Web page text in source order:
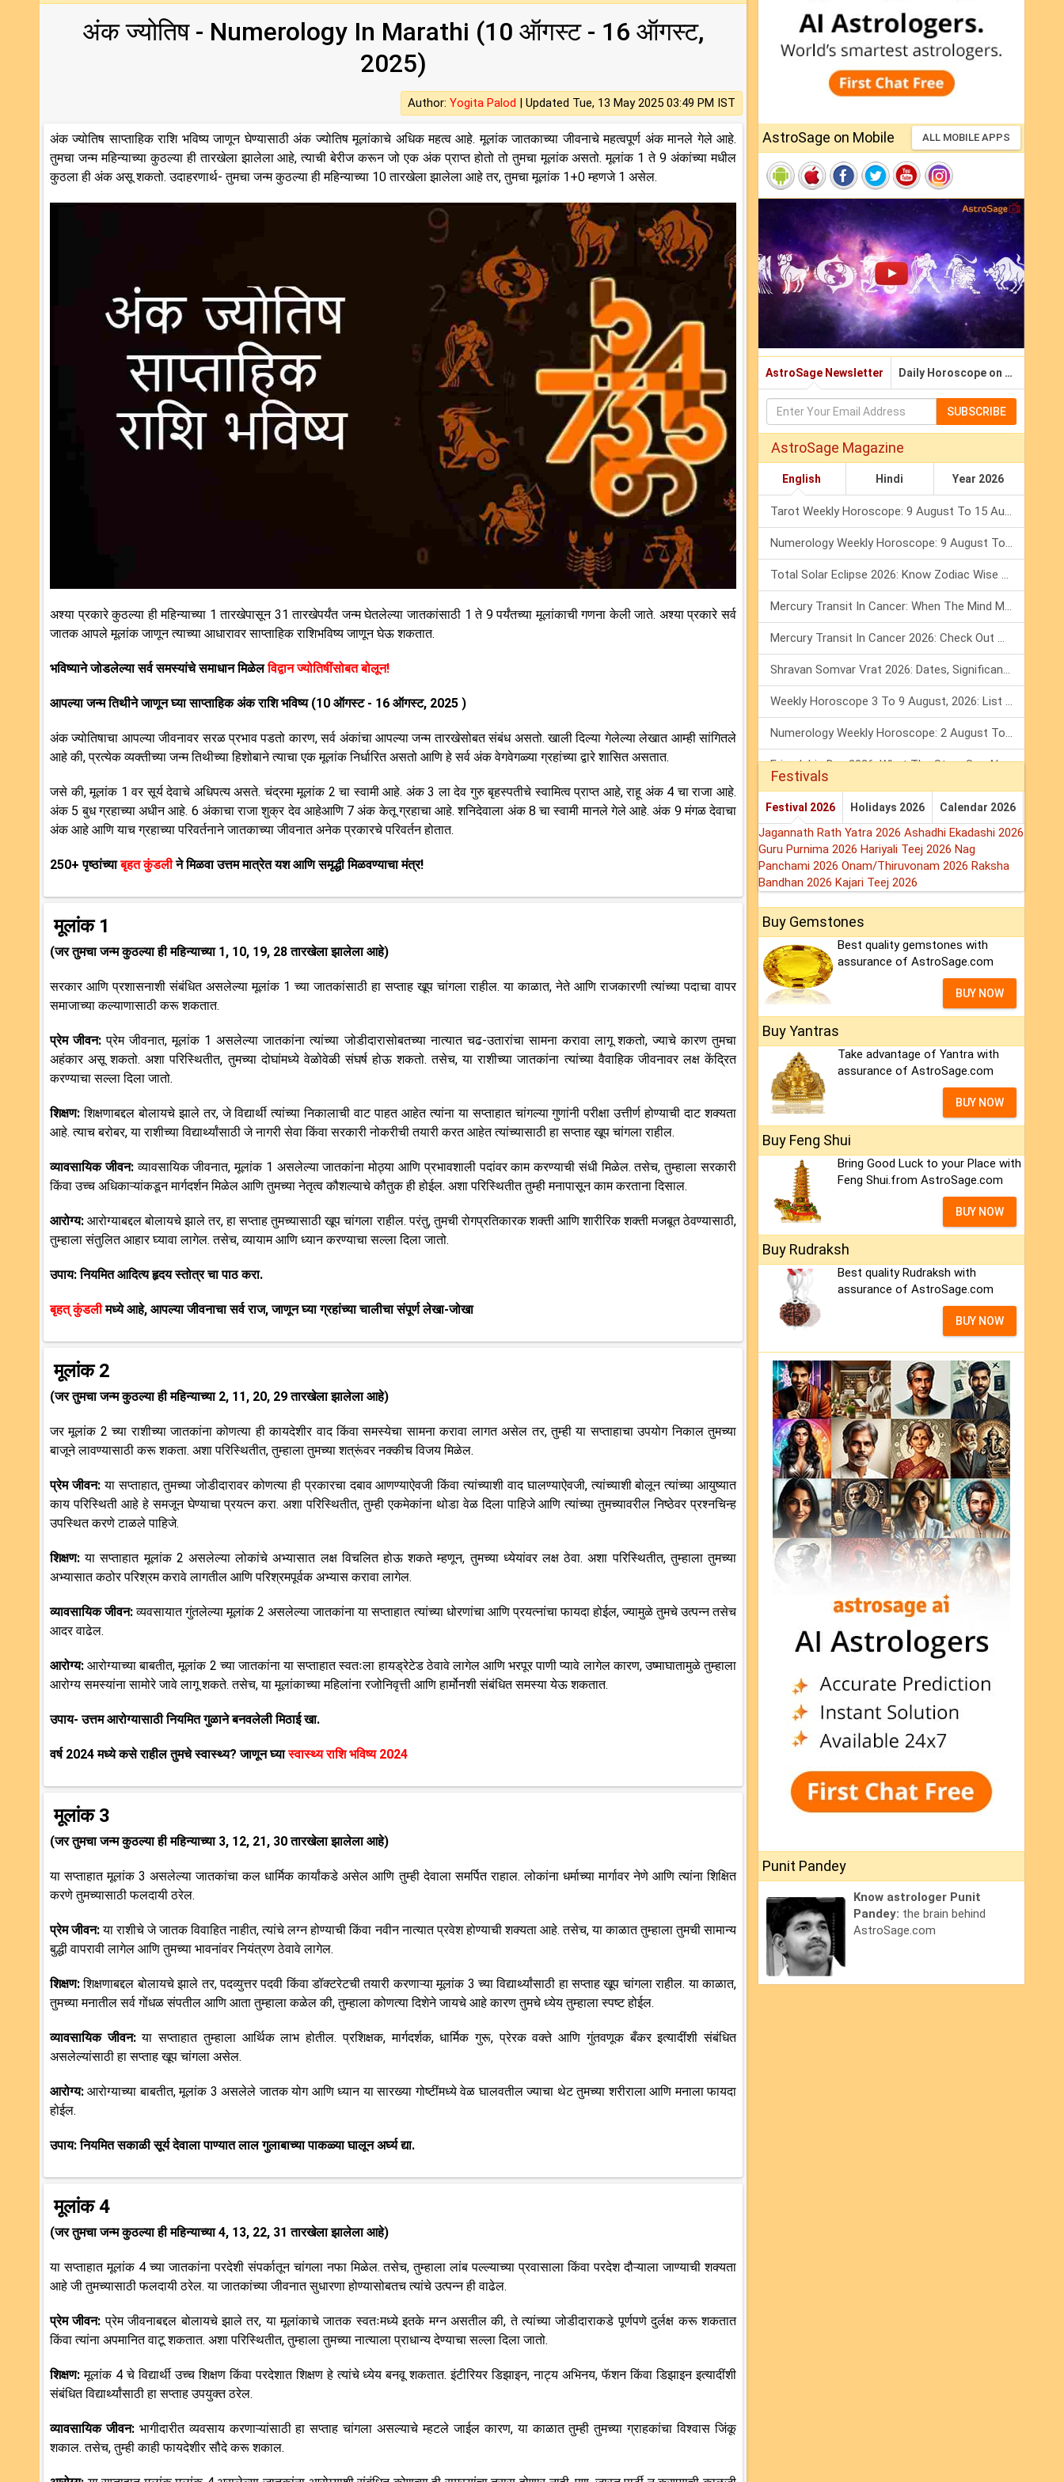
अंक ज्योतिष - Numerology In Marathi (10 ऑगस्ट - 16 ऑगस्ट,
2025)
Author: Yogita Palod | Updated Tue, 13 May 2025 03:49 PM IST
अंक ज्योतिष साप्ताहिक राशि भविष्य जाणून घेण्यासाठी अंक ज्योतिष मूलांकाचे अधिक महत्व आहे. मूलांक जातकाच्या जीवनाचे महत्वपूर्ण अंक मानले गेले आहे.
तुमचा जन्म महिन्याच्या कुठल्या ही तारखेला झालेला आहे, त्याची बेरीज करून जो एक अंक प्राप्त होतो तो तुमचा मूलांक असतो. मूलांक 1 ते 9 अंकांच्या मधील
कुठला ही अंक असू शकतो. उदाहरणार्थ- तुमचा जन्म कुठल्या ही महिन्याच्या 10 तारखेला झालेला आहे तर, तुमचा मूलांक 1+0 म्हणजे 1 असेल.
अश्या प्रकारे कुठल्या ही महिन्याच्या 1 तारखेपासून 31 तारखेपर्यंत जन्म घेतलेल्या जातकांसाठी 1 ते 9 पर्यंतच्या मूलांकाची गणना केली जाते. अश्या प्रकारे सर्व
जातक आपले मूलांक जाणून त्याच्या आधारावर साप्ताहिक राशिभविष्य जाणून घेऊ शकतात.
भविष्याने जोडलेल्या सर्व समस्यांचे समाधान मिळेलविद्वान ज्योतिषींसोबत बोलून!
आपल्या जन्म तिथीने जाणून घ्या साप्ताहिक अंक राशि भविष्य (10 ऑगस्ट - 16 ऑगस्ट, 2025 )
अंक ज्योतिषाचा आपल्या जीवनावर सरळ प्रभाव पडतो कारण, सर्व अंकांचा आपल्या जन्म तारखेसोबत संबंध असतो. खाली दिल्या गेलेल्या लेखात आम्ही सांगितले
आहे की, प्रत्येक व्यक्तीच्या जन्म तिथीच्या हिशोबाने त्याचा एक मूलांक निर्धारित असतो आणि हे सर्व अंक वेगवेगळ्या ग्रहांच्या द्वारे शासित असतात.
जसे की, मूलांक 1 वर सूर्य देवाचे अधिपत्य असते. चंद्रमा मूलांक 2 चा स्वामी आहे. अंक 3 ला देव गुरु बृहस्पतीचे स्वामित्व प्राप्त आहे, राहू अंक 4 चा राजा आहे.
अंक 5 बुध ग्रहाच्या अधीन आहे. 6 अंकाचा राजा शुक्र देव आहेआणि 7 अंक केतू ग्रहाचा आहे. शनिदेवाला अंक 8 चा स्वामी मानले गेले आहे. अंक 9 मंगळ देवाचा
अंक आहे आणि याच ग्रहाच्या परिवर्तनाने जातकाच्या जीवनात अनेक प्रकारचे परिवर्तन होतात.
250+ पृष्ठांच्याबृहत कुंडलीने मिळवा उत्तम मात्रेत यश आणि समृद्धी मिळवण्याचा मंत्र!
मूलांक 1
(जर तुमचा जन्म कुठल्या ही महिन्याच्या 1, 10, 19, 28 तारखेला झालेला आहे)
सरकार आणि प्रशासनाशी संबंधित असलेल्या मूलांक 1 च्या जातकांसाठी हा सप्ताह खूप चांगला राहील. या काळात, नेते आणि राजकारणी त्यांच्या पदाचा वापर
समाजाच्या कल्याणासाठी करू शकतात.
प्रेम जीवन:प्रेम जीवनात, मूलांक 1 असलेल्या जातकांना त्यांच्या जोडीदारासोबतच्या नात्यात चढ-उतारांचा सामना करावा लागू शकतो, ज्याचे कारण तुमचा
अहंकार असू शकतो. अशा परिस्थितीत, तुमच्या दोघांमध्ये वेळोवेळी संघर्ष होऊ शकतो. तसेच, या राशीच्या जातकांना त्यांच्या वैवाहिक जीवनावर लक्ष केंद्रित
करण्याचा सल्ला दिला जातो.
शिक्षण:शिक्षणाबद्दल बोलायचे झाले तर, जे विद्यार्थी त्यांच्या निकालाची वाट पाहत आहेत त्यांना या सप्ताहात चांगल्या गुणांनी परीक्षा उत्तीर्ण होण्याची दाट शक्यता
आहे. त्याच बरोबर, या राशीच्या विद्यार्थ्यांसाठी जे नागरी सेवा किंवा सरकारी नोकरीची तयारी करत आहेत त्यांच्यासाठी हा सप्ताह खूप चांगला राहील.
व्यावसायिक जीवन:व्यावसायिक जीवनात, मूलांक 1 असलेल्या जातकांना मोठ्या आणि प्रभावशाली पदांवर काम करण्याची संधी मिळेल. तसेच, तुम्हाला सरकारी
किंवा उच्च अधिकाऱ्यांकडून मार्गदर्शन मिळेल आणि तुमच्या नेतृत्व कौशल्याचे कौतुक ही होईल. अशा परिस्थितीत तुम्ही मनापासून काम करताना दिसाल.
आरोग्य:आरोग्याबद्दल बोलायचे झाले तर, हा सप्ताह तुमच्यासाठी खूप चांगला राहील. परंतु, तुमची रोगप्रतिकारक शक्ती आणि शारीरिक शक्ती मजबूत ठेवण्यासाठी,
तुम्हाला संतुलित आहार घ्यावा लागेल. तसेच, व्यायाम आणि ध्यान करण्याचा सल्ला दिला जातो.
उपाय: नियमित आदित्य हृदय स्तोत्र चा पाठ करा.
बृहत् कुंडलीमध्ये आहे, आपल्या जीवनाचा सर्व राज, जाणून घ्या ग्रहांच्या चालीचा संपूर्ण लेखा-जोखा
मूलांक 2
(जर तुमचा जन्म कुठल्या ही महिन्याच्या 2, 11, 20, 29 तारखेला झालेला आहे)
जर मूलांक 2 च्या राशीच्या जातकांना कोणत्या ही कायदेशीर वाद किंवा समस्येचा सामना करावा लागत असेल तर, तुम्ही या सप्ताहाचा उपयोग निकाल तुमच्या
बाजूने लावण्यासाठी करू शकता. अशा परिस्थितीत, तुम्हाला तुमच्या शत्रूंवर नक्कीच विजय मिळेल.
प्रेम जीवन:या सप्ताहात, तुमच्या जोडीदारावर कोणत्या ही प्रकारचा दबाव आणण्याऐवजी किंवा त्यांच्याशी वाद घालण्याऐवजी, त्यांच्याशी बोलून त्यांच्या आयुष्यात
काय परिस्थिती आहे हे समजून घेण्याचा प्रयत्न करा. अशा परिस्थितीत, तुम्ही एकमेकांना थोडा वेळ दिला पाहिजे आणि त्यांच्या तुमच्यावरील निष्ठेवर प्रश्नचिन्ह
उपस्थित करणे टाळले पाहिजे.
शिक्षण:या सप्ताहात मूलांक 2 असलेल्या लोकांचे अभ्यासात लक्ष विचलित होऊ शकते म्हणून, तुमच्या ध्येयांवर लक्ष ठेवा. अशा परिस्थितीत, तुम्हाला तुमच्या
अभ्यासात कठोर परिश्रम करावे लागतील आणि परिश्रमपूर्वक अभ्यास करावा लागेल.
व्यावसायिक जीवन:व्यवसायात गुंतलेल्या मूलांक 2 असलेल्या जातकांना या सप्ताहात त्यांच्या धोरणांचा आणि प्रयत्नांचा फायदा होईल, ज्यामुळे तुमचे उत्पन्न तसेच
आदर वाढेल.
आरोग्य:आरोग्याच्या बाबतीत, मूलांक 2 च्या जातकांना या सप्ताहात स्वतःला हायड्रेटेड ठेवावे लागेल आणि भरपूर पाणी प्यावे लागेल कारण, उष्माघातामुळे तुम्हाला
आरोग्य समस्यांना सामोरे जावे लागू शकते. तसेच, या मूलांकाच्या महिलांना रजोनिवृत्ती आणि हार्मोनशी संबंधित समस्या येऊ शकतात.
उपाय- उत्तम आरोग्यासाठी नियमित गुळाने बनवलेली मिठाई खा.
वर्ष 2024 मध्ये कसे राहील तुमचे स्वास्थ्य? जाणून घ्यास्वास्थ्य राशि भविष्य 2024
मूलांक 3
(जर तुमचा जन्म कुठल्या ही महिन्याच्या 3, 12, 21, 30 तारखेला झालेला आहे)
या सप्ताहात मूलांक 3 असलेल्या जातकांचा कल धार्मिक कार्यांकडे असेल आणि तुम्ही देवाला समर्पित राहाल. लोकांना धर्माच्या मार्गावर नेणे आणि त्यांना शिक्षित
करणे तुमच्यासाठी फलदायी ठरेल.
प्रेम जीवन:या राशीचे जे जातक विवाहित नाहीत, त्यांचे लग्न होण्याची किंवा नवीन नात्यात प्रवेश होण्याची शक्यता आहे. तसेच, या काळात तुम्हाला तुमची सामान्य
बुद्धी वापरावी लागेल आणि तुमच्या भावनांवर नियंत्रण ठेवावे लागेल.
शिक्षण:शिक्षणाबद्दल बोलायचे झाले तर, पदव्युत्तर पदवी किंवा डॉक्टरेटची तयारी करणाऱ्या मूलांक 3 च्या विद्यार्थ्यांसाठी हा सप्ताह खूप चांगला राहील. या काळात,
तुमच्या मनातील सर्व गोंधळ संपतील आणि आता तुम्हाला कळेल की, तुम्हाला कोणत्या दिशेने जायचे आहे कारण तुमचे ध्येय तुम्हाला स्पष्ट होईल.
व्यावसायिक जीवन:या सप्ताहात तुम्हाला आर्थिक लाभ होतील. प्रशिक्षक, मार्गदर्शक, धार्मिक गुरू, प्रेरक वक्ते आणि गुंतवणूक बँकर इत्यादींशी संबंधित
असलेल्यांसाठी हा सप्ताह खूप चांगला असेल.
आरोग्य:आरोग्याच्या बाबतीत, मूलांक 3 असलेले जातक योग आणि ध्यान या सारख्या गोष्टींमध्ये वेळ घालवतील ज्याचा थेट तुमच्या शरीराला आणि मनाला फायदा
होईल.
उपाय: नियमित सकाळी सूर्य देवाला पाण्यात लाल गुलाबाच्या पाकळ्या घालून अर्घ्य द्या.
मूलांक 4
(जर तुमचा जन्म कुठल्या ही महिन्याच्या4, 13, 22, 31तारखेला झालेला आहे)
या सप्ताहात मूलांक 4 च्या जातकांना परदेशी संपर्कातून चांगला नफा मिळेल. तसेच, तुम्हाला लांब पल्ल्याच्या प्रवासाला किंवा परदेश दौऱ्याला जाण्याची शक्यता
आहे जी तुमच्यासाठी फलदायी ठरेल. या जातकांच्या जीवनात सुधारणा होण्यासोबतच त्यांचे उत्पन्न ही वाढेल.
प्रेम जीवन:प्रेम जीवनाबद्दल बोलायचे झाले तर, या मूलांकाचे जातक स्वतःमध्ये इतके मग्न असतील की, ते त्यांच्या जोडीदाराकडे पूर्णपणे दुर्लक्ष करू शकतात
किंवा त्यांना अपमानित वाटू शकतात. अशा परिस्थितीत, तुम्हाला तुमच्या नात्याला प्राधान्य देण्याचा सल्ला दिला जातो.
शिक्षण:मूलांक 4 चे विद्यार्थी उच्च शिक्षण किंवा परदेशात शिक्षण हे त्यांचे ध्येय बनवू शकतात. इंटीरियर डिझाइन, नाट्य अभिनय, फॅशन किंवा डिझाइन इत्यादींशी
संबंधित विद्यार्थ्यांसाठी हा सप्ताह उपयुक्त ठरेल.
व्यावसायिक जीवन: भागीदारीत व्यवसाय करणाऱ्यांसाठी हा सप्ताह चांगला असल्याचे म्हटले जाईल कारण, या काळात तुम्ही तुमच्या ग्राहकांचा विश्वास जिंकू
शकाल. तसेच, तुम्ही काही फायदेशीर सौदे करू शकाल.
AstroSage on Mobile ALL MOBILE APPS
AstroSage Newsletter Daily Horoscope on Email
SUBSCRIBE
AstroSage Magazine
English Hindi Year 2026
Tarot Weekly Horoscope: 9 August To 15 August, 2026
Numerology Weekly Horoscope: 9 August To 15 August, 2026
Total Solar Eclipse 2026: Know Zodiac Wise Prediction
Mercury Transit In Cancer: When The Mind Meets The Heart!
Mercury Transit In Cancer 2026: Check Out What It Brings For You
Shravan Somvar Vrat 2026: Dates, Significance & Rituals In August
Weekly Horoscope 3 To 9 August, 2026: List Of Fasts & Festivals
Numerology Weekly Horoscope: 2 August To 8 August, 2026
Friendship Day 2026: What The Stars Say About Your Best Friend!
Festivals
Festival 2026 Holidays 2026 Calendar 2026
Jagannath Rath Yatra 2026 Ashadhi Ekadashi 2026
Guru Purnima 2026 Hariyali Teej 2026 Nag
Panchami 2026 Onam/Thiruvonam 2026 Raksha
Bandhan 2026 Kajari Teej 2026
Buy Gemstones
Best quality gemstones with
assurance of AstroSage.com
BUY NOW
Buy Yantras
Take advantage of Yantra with
assurance of AstroSage.com
BUY NOW
Buy Feng Shui
Bring Good Luck to your Place with
Feng Shui.from AstroSage.com
BUY NOW
Buy Rudraksh
Best quality Rudraksh with
assurance of AstroSage.com
BUY NOW
Punit Pandey
Know astrologer Punit
Pandey: the brain behind
AstroSage.com